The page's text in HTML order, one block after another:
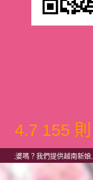
4.7 155
我們提供越南新娘,大陸